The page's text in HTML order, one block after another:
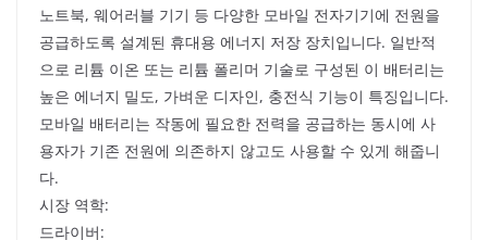
노트북, 웨어러블 기기 등 다양한 모바일 전자기기에 전원을
공급하도록 설계된 휴대용 에너지 저장 장치입니다. 일반적
으로 리튬 이온 또는 리튬 폴리머 기술로 구성된 이 배터리는
높은 에너지 밀도, 가벼운 디자인, 충전식 기능이 특징입니다.
모바일 배터리는 작동에 필요한 전력을 공급하는 동시에 사
용자가 기존 전원에 의존하지 않고도 사용할 수 있게 해줍니
다.
시장 역학:
드라이버: